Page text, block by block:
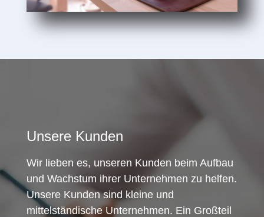
Unsere Kunden
Wir lieben es, unseren Kunden beim Aufbau
und Wachstum ihrer Unternehmen zu helfen.
Unsere Kunden sind kleine und
mittelständische Unternehmen. Ein Großteil